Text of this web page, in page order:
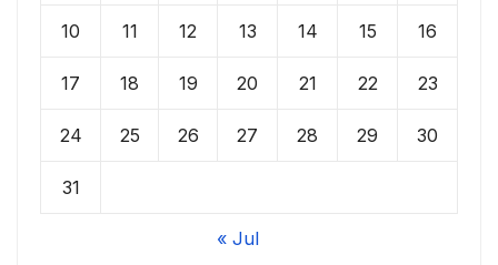
10 11 12 13 14 15 16
17 18 19 20 21 22 23
24 25 26 27 28 29 30
31
« Jul